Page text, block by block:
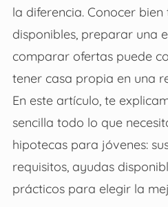
la diferencia. Conocer
disponibles, preparar una
comparar ofertas puede
tener casa propia en una
En este artículo, te
sencilla todo lo que
hipotecas para jóvenes:
requisitos, ayudas
prácticos para elegir la